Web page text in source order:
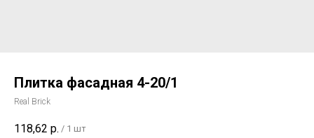
Плитка фасадная 4-20/1
Real Brick
118,62 р. / 1 шт